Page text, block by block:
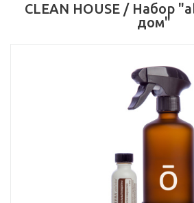
CLEAN HOUSE / Набор
дом"